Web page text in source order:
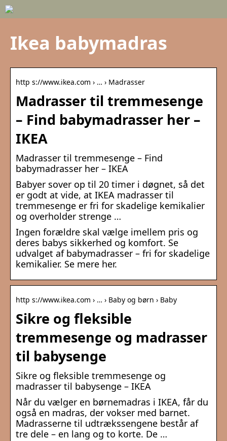
Ikea babymadras
http s://www.ikea.com › … › Madrasser
Madrasser til tremmesenge
– Find babymadrasser her –
IKEA
Madrasser til tremmesenge – Find
babymadrasser her – IKEA
Babyer sover op til 20 timer i døgnet, så det
er godt at vide, at IKEA madrasser til
tremmesenge er fri for skadelige kemikalier
og overholder strenge …
Ingen forældre skal vælge imellem pris og
deres babys sikkerhed og komfort. Se
udvalget af babymadrasser – fri for skadelige
kemikalier. Se mere her.
http s://www.ikea.com › … › Baby og børn › Baby
Sikre og fleksible
tremmesenge og madrasser
til babysenge
Sikre og fleksible tremmesenge og
madrasser til babysenge – IKEA
Når du vælger en børnemadras i IKEA, får du
også en madras, der vokser med barnet.
Madrasserne til udtrækssengene består af
tre dele – en lang og to korte. De …